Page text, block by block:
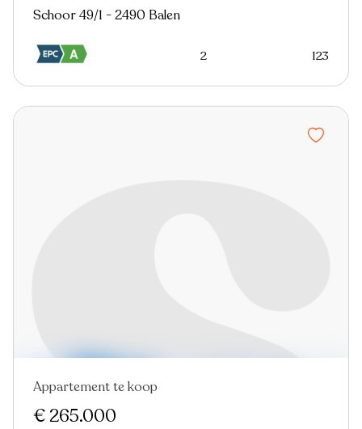
Schoor 49/1 - 2490 Balen
2 123
Appartement te koop
€ 265.000